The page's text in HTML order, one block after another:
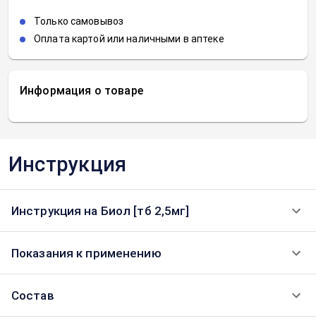
Информация о товаре
Только самовывоз
Оплата картой или наличными в аптеке
Инструкция
Инструкция на Биол [тб 2,5мг]
Показания к применению
Состав